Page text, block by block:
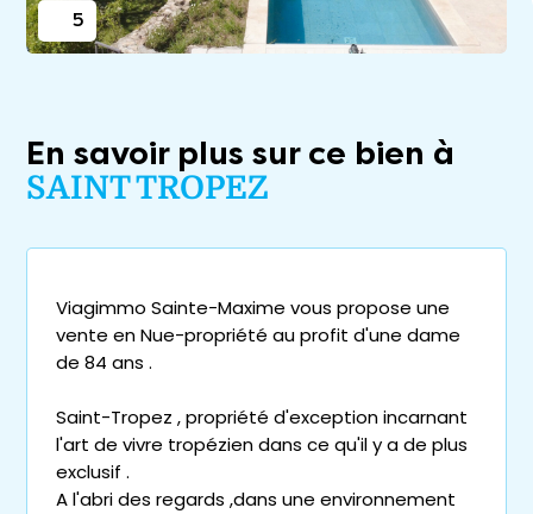
5
En savoir plus sur ce bien à
SAINT TROPEZ
Viagimmo Sainte-Maxime vous propose une
vente en Nue-propriété au profit d'une dame
de 84 ans .
Saint-Tropez , propriété d'exception incarnant
l'art de vivre tropézien dans ce qu'il y a de plus
exclusif .
A l'abri des regards ,dans une environnement